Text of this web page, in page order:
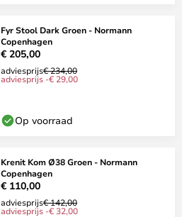
Fyr Stool Dark Groen - Normann
Copenhagen
€ 205,00
adviesprijs€ 234,00
adviesprijs -€ 29,00
Op voorraad
Krenit Kom Ø38 Groen - Normann
Copenhagen
€ 110,00
adviesprijs€ 142,00
adviesprijs -€ 32,00